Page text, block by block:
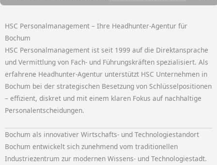
HSC Personalmanagement – Ihre Headhunter-Agentur für
Bochum
HSC Personalmanagement ist seit 1999 auf die Direktansprache
und Vermittlung von Fach- und Führungskräften spezialisiert. Als
erfahrene Headhunter-Agentur unterstützt HSC Unternehmen in
Bochum bei der strategischen Besetzung von Schlüsselpositionen
– effizient, diskret und mit einem klaren Fokus auf nachhaltige
Personalentscheidungen.
Bochum als innovativer Wirtschafts- und Technologiestandort
Bochum entwickelt sich zunehmend vom traditionellen
Industriezentrum zur modernen Wissens- und Technologiestadt.